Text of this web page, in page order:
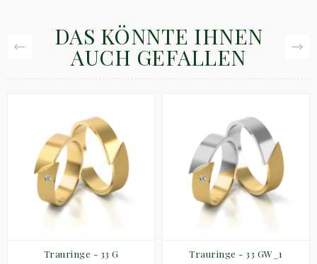
DAS KÖNNTE IHNEN
AUCH GEFALLEN
Trauringe - 33 G Trauringe - 33 GW_1